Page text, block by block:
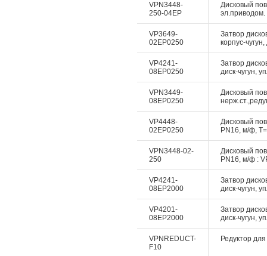
VPN3448-
250-04EP
Дисковый
VP3649-
02EP0250
Затвор
корпус-
VP4241-
08EP0250
Затвор
диск-чугун,
VPN3449-
08EP0250
Дисковый
VP4448-
02EP0250
Дисковый
PN16, м/ф,
VPN3448-02-
250
Дисковый
PN16, м/ф :
VP4241-
08EP2000
Затвор
диск-чугун,
VP4201-
08EP2000
Затвор
диск-чугун,
VPNREDUCT-
F10
Редуктор